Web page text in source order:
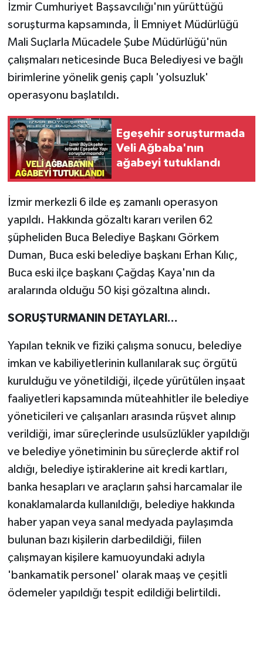
İzmir Cumhuriyet Başsavcılığı'nın yürüttüğü
soruşturma kapsamında, İl Emniyet Müdürlüğü
Mali Suçlarla Mücadele Şube Müdürlüğü'nün
çalışmaları neticesinde Buca Belediyesi ve bağlı
birimlerine yönelik geniş çaplı 'yolsuzluk'
operasyonu başlatıldı.
Egeşehir soruşturmada
Veli Ağbaba'nın
ağabeyi tutuklandı
İzmir merkezli 6 ilde eş zamanlı operasyon
yapıldı. Hakkında gözaltı kararı verilen 62
şüpheliden Buca Belediye Başkanı Görkem
Duman, Buca eski belediye başkanı Erhan Kılıç,
Buca eski ilçe başkanı Çağdaş Kaya'nın da
aralarında olduğu 50 kişi gözaltına alındı.
SORUŞTURMANIN DETAYLARI...
Yapılan teknik ve fiziki çalışma sonucu, belediye
imkan ve kabiliyetlerinin kullanılarak suç örgütü
kurulduğu ve yönetildiği, ilçede yürütülen inşaat
faaliyetleri kapsamında müteahhitler ile belediye
yöneticileri ve çalışanları arasında rüşvet alınıp
verildiği, imar süreçlerinde usulsüzlükler yapıldığı
ve belediye yönetiminin bu süreçlerde aktif rol
aldığı, belediye iştiraklerine ait kredi kartları,
banka hesapları ve araçların şahsi harcamalar ile
konaklamalarda kullanıldığı, belediye hakkında
haber yapan veya sanal medyada paylaşımda
bulunan bazı kişilerin darbedildiği, fiilen
çalışmayan kişilere kamuoyundaki adıyla
'bankamatik personel' olarak maaş ve çeşitli
ödemeler yapıldığı tespit edildiği belirtildi.